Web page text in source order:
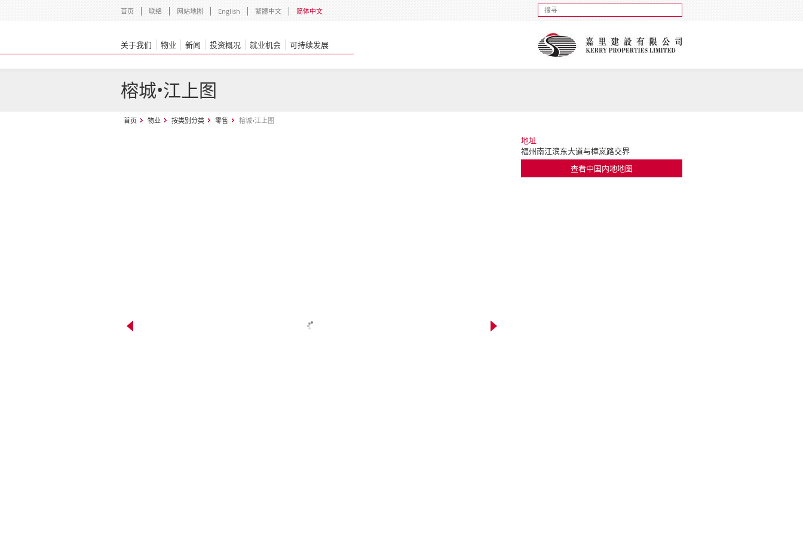
首页 联络 网站地图 English 繁體中文 简体中文
关于我们 物业 新闻 投资概况 就业机会 可持续发展
榕城•江上图
首页 物业 按类别分类 零售 榕城•江上图
地址
福州南江滨东大道与樟岚路交界
查看中国内地地图